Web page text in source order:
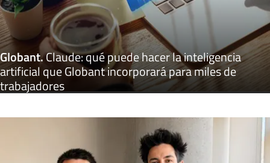
Globant.Claude: qué puede hacer la inteligencia
artificial que Globant incorporará para miles de
trabajadores